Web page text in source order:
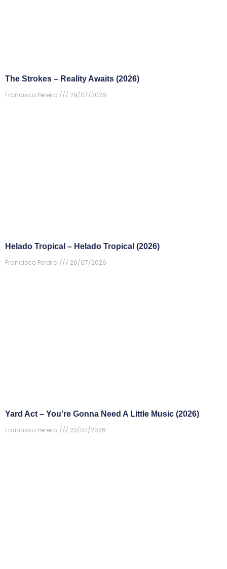
The Strokes – Reality Awaits (2026)
Francisco Pereira
29/07/2026
Helado Tropical – Helado Tropical (2026)
Francisco Pereira
26/07/2026
Yard Act – You’re Gonna Need A Little Music (2026)
Francisco Pereira
23/07/2026